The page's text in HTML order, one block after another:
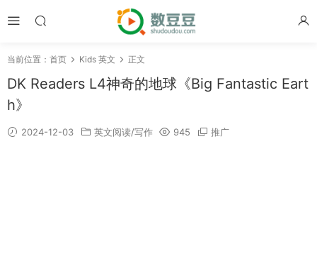
当前位置： 首页 Kids 英文 正文
DK Readers L4神奇的地球《Big Fantastic Eart
h》
2024-12-03 英文阅读/写作 945 推广